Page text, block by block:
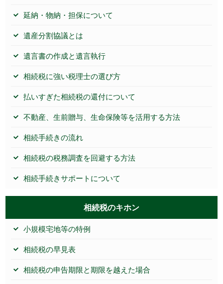
延納・物納・担保について
遺産分割協議とは
遺言書の作成と遺言執行
相続税に強い税理士の選び方
払いすぎた相続税の還付について
不動産、生前贈与、生命保険等を活用する方法
相続手続きの流れ
相続税の税務調査を回避する方法
相続手続きサポートについて
相続税のキホン
小規模宅地等の特例
相続税の早見表
相続税の申告期限と期限を越えた場合